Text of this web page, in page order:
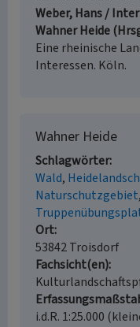
Weber, Hans /
Wahner Heide
Eine rheinische
Interessen. Köln.
Wahner Heide
Schlagwörter
Wald
Naturschutzgebiet
Ort
53842 Troisdorf
Fachsicht(en)
i.d.R. 1:25.000